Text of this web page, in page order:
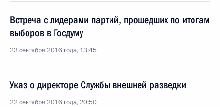
Встреча с лидерами партий, прошедших по итогам
выборов в Госдуму
23 сентября 2016 года, 13:45
Указ о директоре Службы внешней разведки
22 сентября 2016 года, 20:50